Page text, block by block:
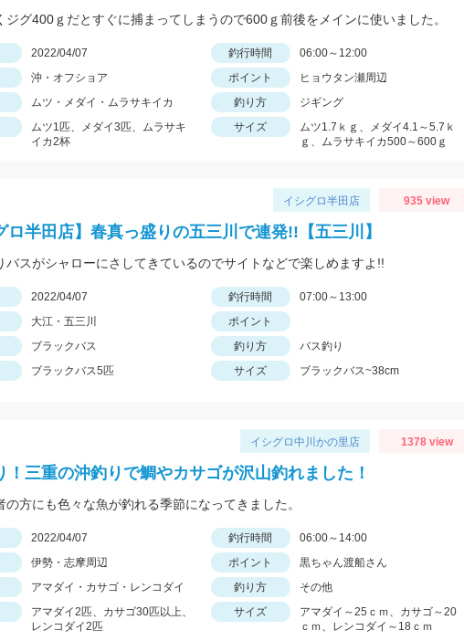
ジグ400ｇだとすぐに捕まってしまうので600ｇ前後をメインに使いました。
2022/04/07 釣行時間
06:00～12:00
沖・オフショア ポイント
ヒョウタン瀬周辺
ムツ・メダイ・ムラサキイカ 釣り方
ジギング
ムツ1匹、メダイ3匹、ムラサキ
イカ2杯
サイズ
ムツ1.7ｋｇ、メダイ4.1～5.7ｋ
ｇ、ムラサキイカ500～600ｇ
イシグロ半田店 935 view
ロ半田店】春真っ盛りの五三川で連発!!【五三川】
バスがシャローにさしてきているのでサイトなどで楽しめますよ!!
2022/04/07 釣行時間
07:00～13:00
大江・五三川
ポイント
ブラックバス 釣り方
バス釣り
ブラックバス5匹 サイズ ブラックバス~38cm
イシグロ中川かの里店 1378 view
！三重の沖釣りで鯛やカサゴが沢山釣れました！
の方にも色々な魚が釣れる季節になってきました。
2022/04/07 釣行時間
06:00～14:00
伊勢・志摩周辺 ポイント
黒ちゃん渡船さん
アマダイ・カサゴ・レンコダイ 釣り方
その他
アマダイ2匹、カサゴ30匹以上、
レンコダイ2匹
サイズ
アマダイ～25ｃｍ、カサゴ～20
ｃｍ、レンコダイ～18ｃｍ